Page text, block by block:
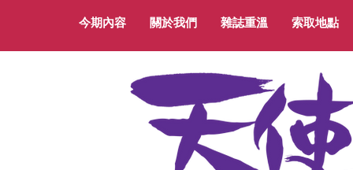
今期內容 關於我們 雜誌重溫 索取地點